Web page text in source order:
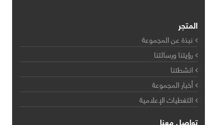
المتجر
نبذة عن المجموعة
رؤيتنا ورسالتنا
انشطتنا
أخبار المجموعة
التغطيات الإعلامية
تواصل معنا